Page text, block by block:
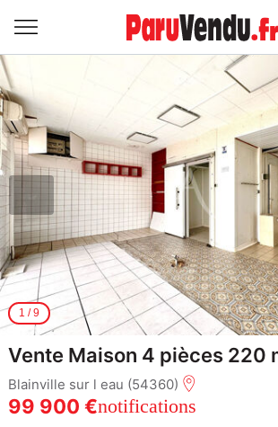
1 /9
Vente Maison 4 pièces 220
Blainville sur l eau (54360)
99 900 €notifications